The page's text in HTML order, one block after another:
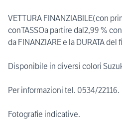
VETTURA FINANZIABILE(con
conTASSOa partire dal2,99 %
da FINANZIARE e la DURATA del
Disponibile in diversi colori
Per informazioni tel. 0534/22116.
Fotografie indicative.